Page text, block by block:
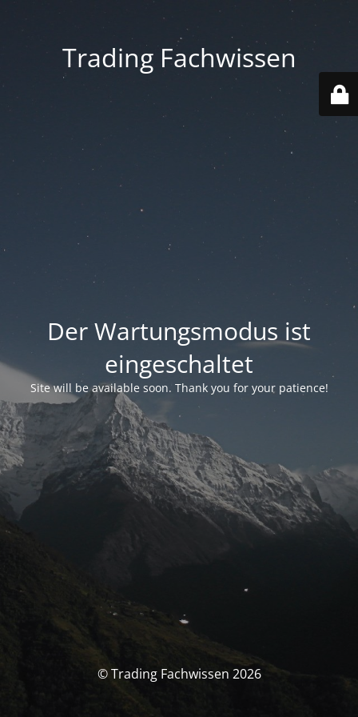
Trading Fachwissen
Der Wartungsmodus ist
eingeschaltet
Site will be available soon. Thank you for your patience!
© Trading Fachwissen 2026